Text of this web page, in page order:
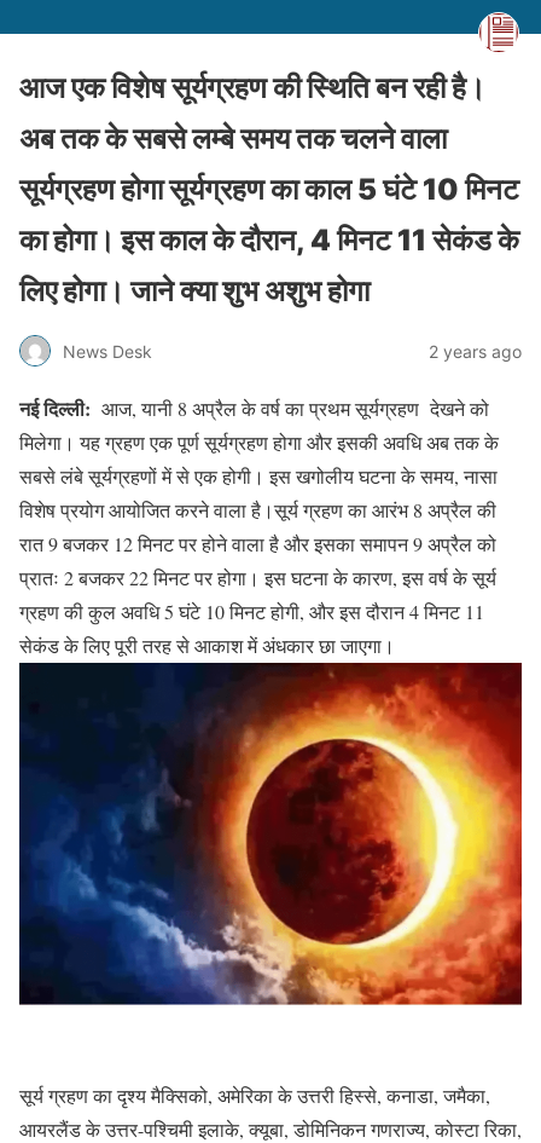
आज एक विशेष सूर्यग्रहण की स्थिति बन रही है।
अब तक के सबसे लम्बे समय तक चलने वाला
सूर्यग्रहण होगा सूर्यग्रहण का काल 5 घंटे 10 मिनट
का होगा। इस काल के दौरान, 4 मिनट 11 सेकंड के
लिए होगा। जाने क्या शुभ अशुभ होगा
News Desk 2 years ago
नई दिल्ली: आज, यानी 8 अप्रैल के वर्ष का प्रथम सूर्यग्रहण देखने को
मिलेगा। यह ग्रहण एक पूर्ण सूर्यग्रहण होगा और इसकी अवधि अब तक के
सबसे लंबे सूर्यग्रहणों में से एक होगी। इस खगोलीय घटना के समय, नासा
विशेष प्रयोग आयोजित करने वाला है।सूर्य ग्रहण का आरंभ 8 अप्रैल की
रात 9 बजकर 12 मिनट पर होने वाला है और इसका समापन 9 अप्रैल को
प्रातः 2 बजकर 22 मिनट पर होगा। इस घटना के कारण, इस वर्ष के सूर्य
ग्रहण की कुल अवधि 5 घंटे 10 मिनट होगी, और इस दौरान 4 मिनट 11
सेकंड के लिए पूरी तरह से आकाश में अंधकार छा जाएगा।
सूर्य ग्रहण का दृश्य मैक्सिको, अमेरिका के उत्तरी हिस्से, कनाडा, जमैका,
आयरलैंड के उत्तर-पश्चिमी इलाके, क्यूबा, डोमिनिकन गणराज्य, कोस्टा रिका,